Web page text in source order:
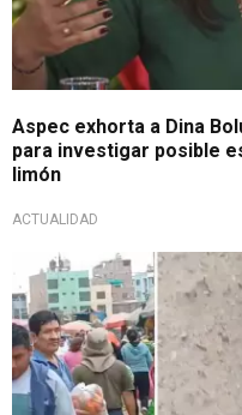
Aspec exhorta a Dina
para investigar posible
limón
ACTUALIDAD
Causó debate